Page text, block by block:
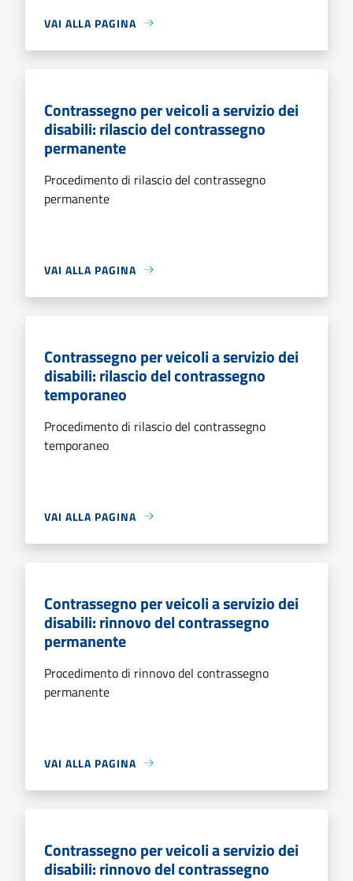
VAI ALLA PAGINA
Contrassegno per veicoli a servizio dei
disabili: rilascio del contrassegno
permanente
Procedimento di rilascio del contrassegno
permanente
VAI ALLA PAGINA
Contrassegno per veicoli a servizio dei
disabili: rilascio del contrassegno
temporaneo
Procedimento di rilascio del contrassegno
temporaneo
VAI ALLA PAGINA
Contrassegno per veicoli a servizio dei
disabili: rinnovo del contrassegno
permanente
Procedimento di rinnovo del contrassegno
permanente
VAI ALLA PAGINA
Contrassegno per veicoli a servizio dei
disabili: rinnovo del contrassegno